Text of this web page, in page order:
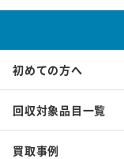
初めての方へ
回収対象品目一覧
買取事例